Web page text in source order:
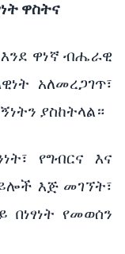
ዋስትና
እንደ ዋነኛ ብሔራዊ
አለመረጋገጥ፣
ያስከትላል።
የግብርና
እና
እጅ መገኘት፣
በነፃነት የመወሰን